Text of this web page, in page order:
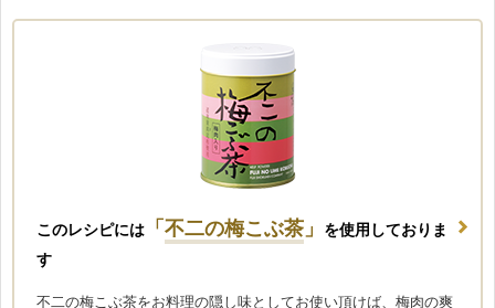
このレシピには 「 不二の梅こぶ茶 」
を使用しておりま
す
不二の梅こぶ茶をお料理の隠し味としてお使い頂けば、梅肉の爽